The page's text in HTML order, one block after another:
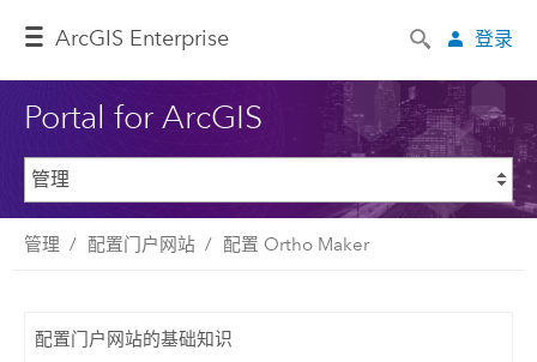
ArcGIS Enterprise 登录
Portal for ArcGIS
管理 配置门户网站 配置 Ortho Maker
配置门户网站的基础知识